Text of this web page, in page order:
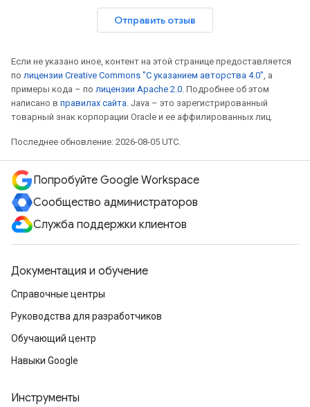
Отправить отзыв
Если не указано иное, контент на этой странице предоставляется
по лицензии Creative Commons "С указанием авторства 4.0" , а
примеры кода – по лицензии Apache 2.0 . Подробнее об этом
написано в правилах сайта . Java – это зарегистрированный
товарный знак корпорации Oracle и ее аффилированных лиц.
Последнее обновление: 2026-08-05 UTC.
Попробуйте Google Workspace
Сообщество администраторов
Служба поддержки клиентов
Документация и обучение
Справочные центры
Руководства для разработчиков
Обучающий центр
Навыки Google
Инструменты